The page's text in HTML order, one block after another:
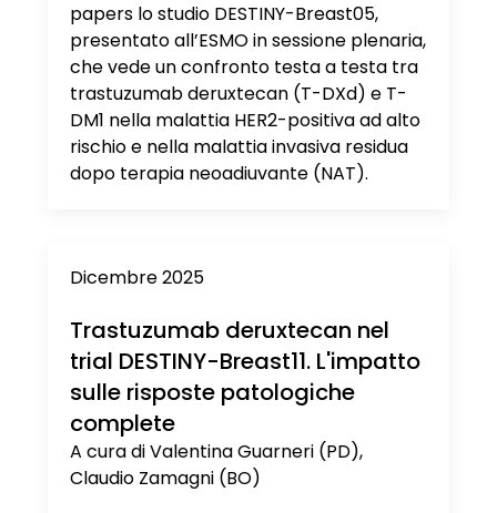
papers lo studio DESTINY-Breast05,
presentato all’ESMO in sessione plenaria,
che vede un confronto testa a testa tra
trastuzumab deruxtecan (T-DXd) e T-
DM1 nella malattia HER2-positiva ad alto
rischio e nella malattia invasiva residua
dopo terapia neoadiuvante (NAT).
Dicembre 2025
Trastuzumab deruxtecan nel
trial DESTINY-Breast11. L'impatto
sulle risposte patologiche
complete
A cura di Valentina Guarneri (PD),
Claudio Zamagni (BO)